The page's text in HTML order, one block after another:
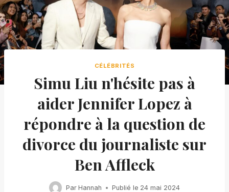
CÉLÉBRITÉS
Simu Liu n'hésite pas à
aider Jennifer Lopez à
répondre à la question de
divorce du journaliste sur
Ben Affleck
Par Hannah Publié le 24 mai 2024